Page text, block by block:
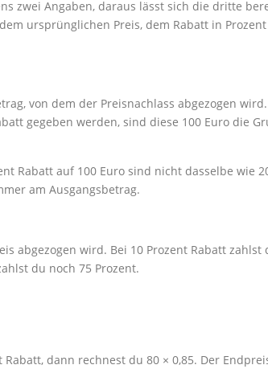
zwei Angaben, daraus lässt sich die dritte
ursprünglichen Preis, dem Rabatt in
von dem der Preisnachlass abgezogen
gegeben werden, sind diese 100 Euro die
Rabatt auf 100 Euro sind nicht dasselbe wie
am Ausgangsbetrag.
abgezogen wird. Bei 10 Prozent Rabatt zahlst
du noch 75 Prozent.
dann rechnest du 80 × 0,85. Der